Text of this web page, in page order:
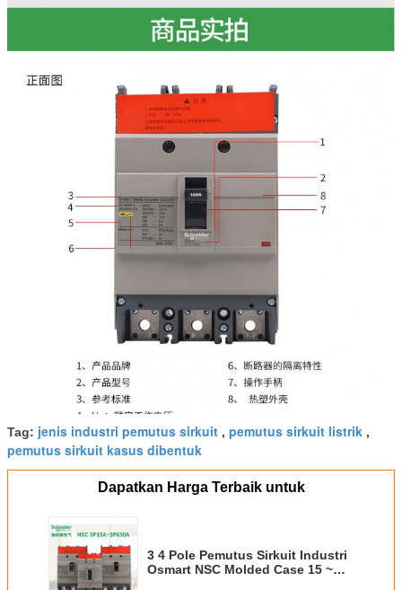
Tag: jenis industri pemutus sirkuit , pemutus sirkuit listrik ,
pemutus sirkuit kasus dibentuk
Dapatkan Harga Terbaik untuk
3 4 Pole Pemutus Sirkuit Industri
Osmart NSC Molded Case 15 ~